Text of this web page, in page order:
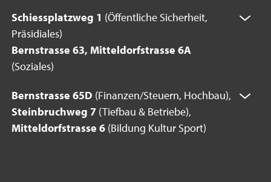
Schiessplatzweg 1 (Öffentliche Sicherheit,
Präsidiales)
Bernstrasse 63, Mitteldorfstrasse 6A
(Soziales)
Bernstrasse 65D (Finanzen/Steuern, Hochbau),
Steinbruchweg 7 (Tiefbau & Betriebe),
Mitteldorfstrasse 6 (Bildung Kultur Sport)